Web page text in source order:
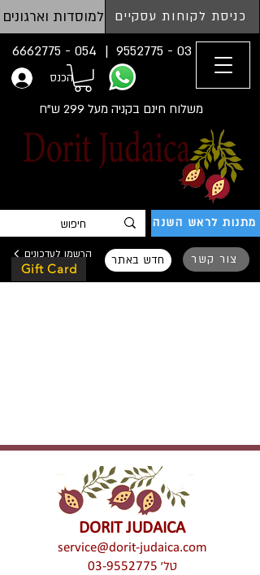
כניסת לקוחות עסקיים למוסדות וארגונים
03 - 9552775 |
הכנס
משלוח חינם בקניה מעל 299 ש"ח
מתנות לראש השנה
צור קשר חדש באתר הרשמו לעדכונים
Gift Card
DORIT JUDAICA
service@dorit-judaica.com
טל' 03-9552775